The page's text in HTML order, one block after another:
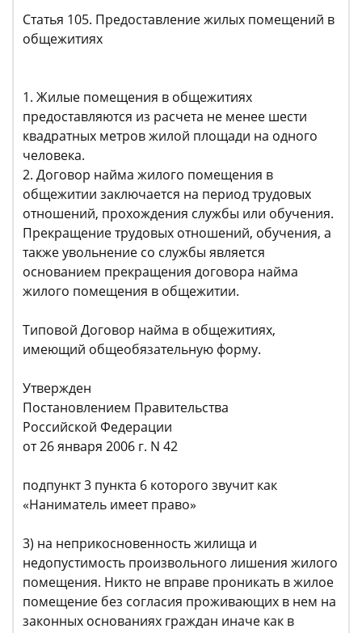
Статья 105. Предоставление жилых помещений в
общежитиях
1. Жилые помещения в общежитиях
предоставляются из расчета не менее шести
квадратных метров жилой площади на одного
человека.
2. Договор найма жилого помещения в
общежитии заключается на период трудовых
отношений, прохождения службы или обучения.
Прекращение трудовых отношений, обучения, а
также увольнение со службы является
основанием прекращения договора найма
жилого помещения в общежитии.
Типовой Договор найма в общежитиях,
имеющий общеобязательную форму.
Утвержден
Постановлением Правительства
Российской Федерации
от 26 января 2006 г. N 42
подпункт 3 пункта 6 которого звучит как
«Наниматель имеет право»
3) на неприкосновенность жилища и
недопустимость произвольного лишения жилого
помещения. Никто не вправе проникать в жилое
помещение без согласия проживающих в нем на
законных основаниях граждан иначе как в